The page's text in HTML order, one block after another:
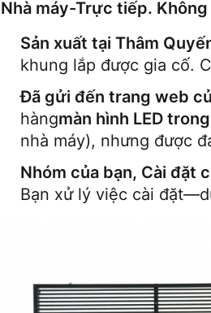
Nhà máy-Trực tiếp.
Sản xuất tại Thâm
khung lắp được gia cố.
Đã gửi đến trang web
hàngmàn hình LED
nhà máy), nhưng được
Nhóm của bạn, Cài đặt
Bạn xử lý việc cài